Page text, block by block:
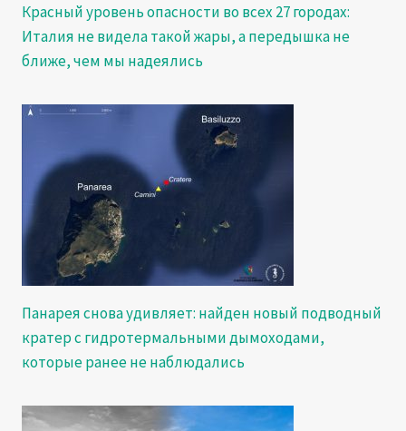
Красный уровень опасности во всех 27 городах:
Италия не видела такой жары, а передышка не
ближе, чем мы надеялись
Панарея снова удивляет: найден новый подводный
кратер с гидротермальными дымоходами,
которые ранее не наблюдались